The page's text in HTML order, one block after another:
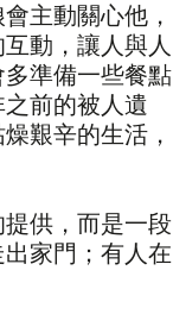
主動關心他，
動，讓人與人
準備一些餐點
前的被人遺
艱辛的生活，
供，而是一段
家門；有人在